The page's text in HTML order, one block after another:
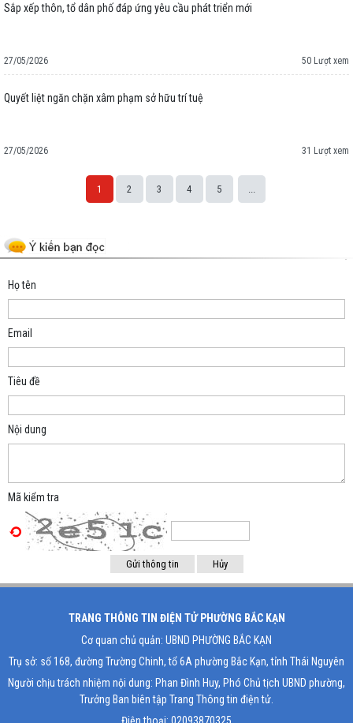
Sắp xếp thôn, tổ dân phố đáp ứng yêu cầu phát triển mới
27/05/2026 50 Lượt xem
Quyết liệt ngăn chặn xâm phạm sở hữu trí tuệ
27/05/2026 31 Lượt xem
1 2 3 4 5
Họ tên
Email
Tiêu đề
Nội dung
Mã kiểm tra
TRANG THÔNG TIN ĐIỆN TỬ PHƯỜNG BẮC KẠN
Cơ quan chủ quản: UBND PHƯỜNG BẮC KẠN
Trụ sở: số 168, đường Trường Chinh, tổ 6A phường Bắc Kạn, tỉnh Thái Nguyên
Người chịu trách nhiệm nội dung: Phan Đình Huy, Phó Chủ tịch UBND phường,
Trưởng Ban biên tập Trang Thông tin điện tử.